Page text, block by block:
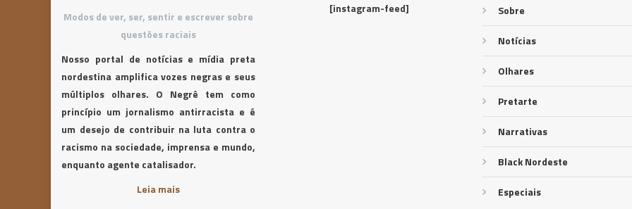
Modos de ver, ser, sentir e escrever sobre
questões raciais
Nosso portal de notícias e mídia preta
nordestina amplifica vozes negras e seus
múltiplos olhares. O Negrê tem como
princípio um jornalismo antirracista e é
um desejo de contribuir na luta contra o
racismo na sociedade, imprensa e mundo,
enquanto agente catalisador.
Leia mais
[instagram-feed] Sobre
Notícias
Olhares
Pretarte
Narrativas
Black Nordeste
Especiais